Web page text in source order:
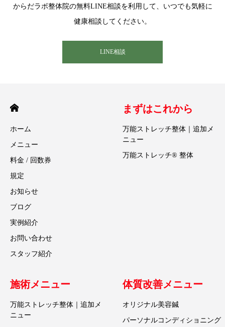
からだラボ整体院の無料LINE相談を利用して、いつでも気軽に
健康相談してください。
LINE相談
ホーム
メニュー
料金 / 回数券
規定
お知らせ
ブログ
実例紹介
お問い合わせ
スタッフ紹介
まずはこれから
万能ストレッチ整体｜追加メ
ニュー
万能ストレッチ® 整体
施術メニュー
万能ストレッチ整体｜追加メ
ニュー
体質改善メニュー
オリジナル美容鍼
パーソナルコンディショニング